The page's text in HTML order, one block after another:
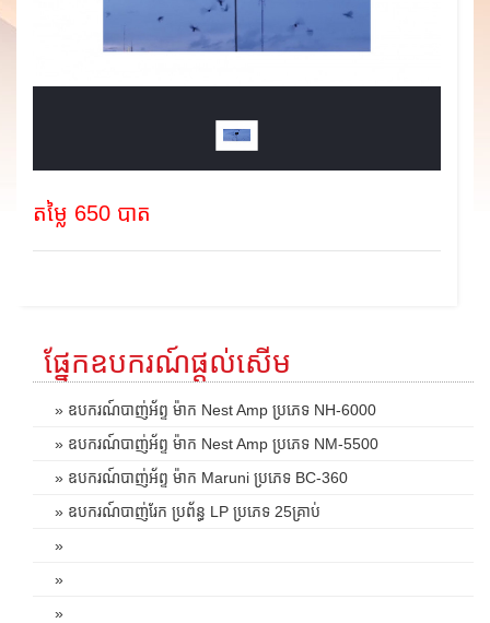
តម្លៃ 650 បាត
ផ្នែកឧបករណ៍ផ្តល់សើម
» ឧបករណ៍បាញ់អ័ព្ទ ម៉ាក Nest Amp ប្រភេទ NH-6000
» ឧបករណ៍បាញ់អ័ព្ទ ម៉ាក Nest Amp ប្រភេទ NM-5500
» ឧបករណ៍បាញ់អ័ព្ទ ម៉ាក Maruni ប្រភេទ BC-360
» ឧបករណ៍បាញ់រែក ប្រព័ន្ធ LP ប្រភេទ 25គ្រាប់
»
»
»